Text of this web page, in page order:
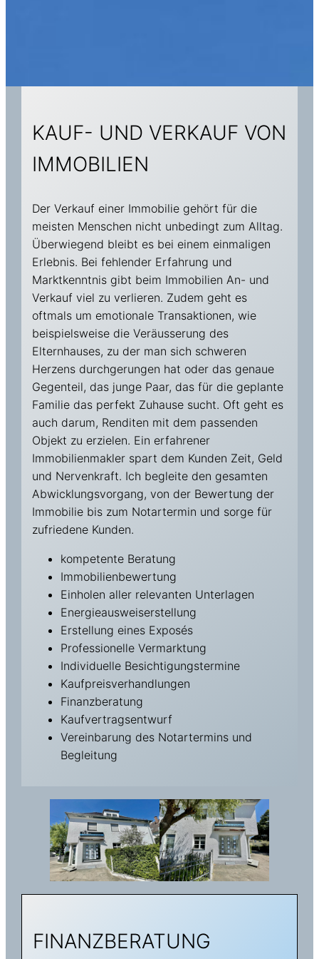
KAUF- UND VERKAUF VON
IMMOBILIEN
Der Verkauf einer Immobilie gehört für die
meisten Menschen nicht unbedingt zum Alltag.
Überwiegend bleibt es bei einem einmaligen
Erlebnis. Bei fehlender Erfahrung und
Marktkenntnis gibt beim Immobilien An- und
Verkauf viel zu verlieren. Zudem geht es
oftmals um emotionale Transaktionen, wie
beispielsweise die Veräusserung des
Elternhauses, zu der man sich schweren
Herzens durchgerungen hat oder das genaue
Gegenteil, das junge Paar, das für die geplante
Familie das perfekt Zuhause sucht. Oft geht es
auch darum, Renditen mit dem passenden
Objekt zu erzielen. Ein erfahrener
Immobilienmakler spart dem Kunden Zeit, Geld
und Nervenkraft. Ich begleite den gesamten
Abwicklungsvorgang, von der Bewertung der
Immobilie bis zum Notartermin und sorge für
zufriedene Kunden.
kompetente Beratung
Immobilienbewertung
Einholen aller relevanten Unterlagen
Energieausweiserstellung
Erstellung eines Exposés
Professionelle Vermarktung
Individuelle Besichtigungstermine
Kaufpreisverhandlungen
Finanzberatung
Kaufvertragsentwurf
Vereinbarung des Notartermins und
Begleitung
FINANZBERATUNG